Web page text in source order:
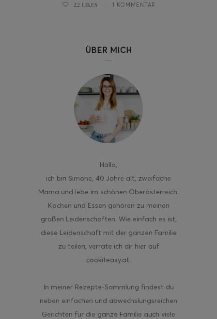
22 LIKES 1 KOMMENTAR
ÜBER MICH
Hallo,
ich bin Simone, 40 Jahre alt, zweifache
Mama und lebe im schönen Oberösterreich.
Kochen und Essen gehören zu meinen
großen Leidenschaften. Wie einfach es ist,
diese Leidenschaft mit der ganzen Familie
zu teilen, verrate ich dir hier auf
cookiteasy.at.
In meiner Rezepte-Sammlung findest du
neben einfachen und abwechslungsreichen
Gerichten für die ganze Familie auch viele